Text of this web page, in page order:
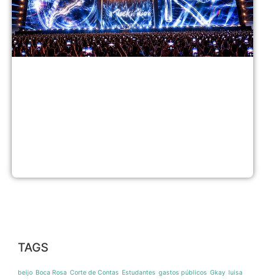
TAGS
beijo Boca Rosa Corte de Contas Estudantes gastos públicos Gkay luisa